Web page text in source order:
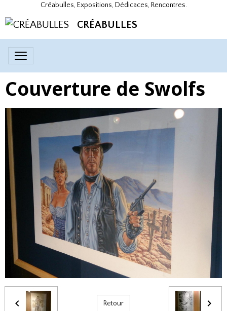
Créabulles, Expositions, Dédicaces, Rencontres.
CRÉABULLES
Couverture de Swolfs
Retour